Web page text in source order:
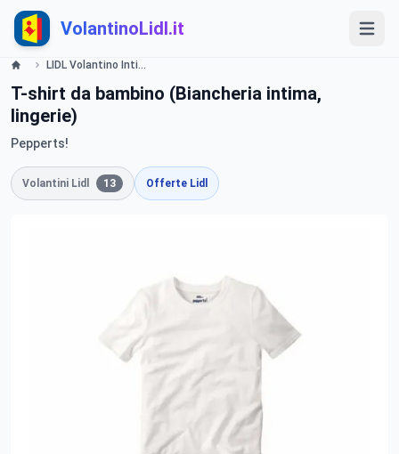
VolantinoLidl.it
LIDL Volantino Intimo - valide dal 12 gennaio 2015 Lidl
T-shirt da bambino (Biancheria intima,
lingerie)
Pepperts!
Volantini Lidl 13 Offerte Lidl